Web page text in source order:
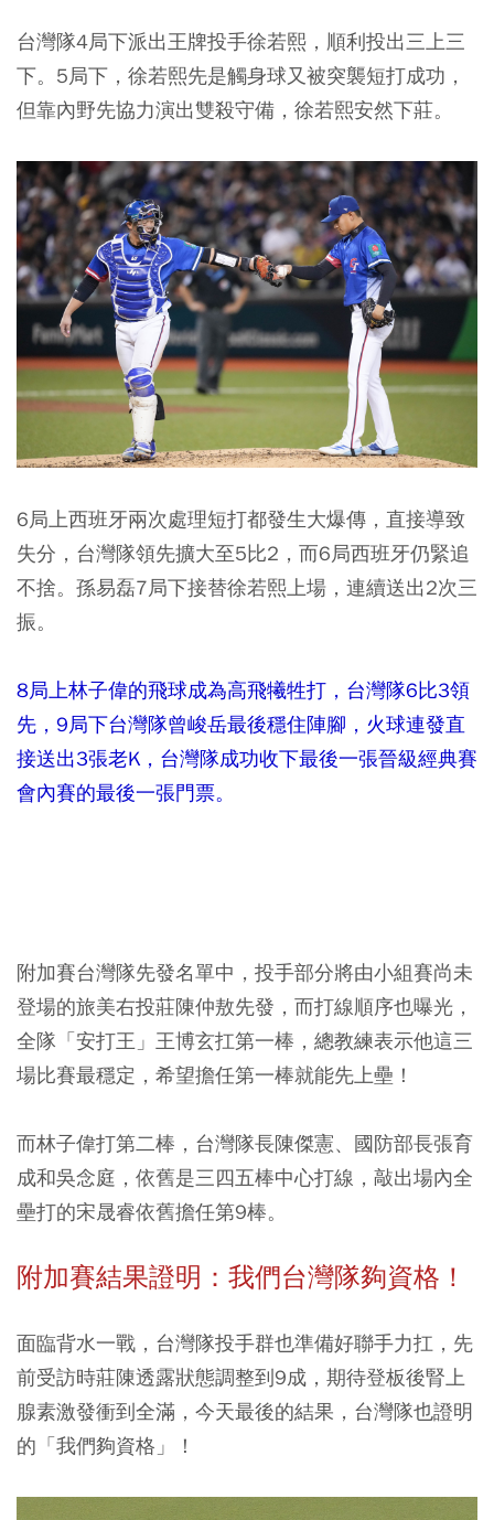
台灣隊4局下派出王牌投手徐若熙，順利投出三上三
下。5局下，徐若熙先是觸身球又被突襲短打成功，
但靠內野先協力演出雙殺守備，徐若熙安然下莊。
6局上西班牙兩次處理短打都發生大爆傳，直接導致
失分，台灣隊領先擴大至5比2，而6局西班牙仍緊追
不捨。孫易磊7局下接替徐若熙上場，連續送出2次三
振。
8局上林子偉的飛球成為高飛犧牲打，台灣隊6比3領
先，9局下台灣隊曾峻岳最後穩住陣腳，火球連發直
接送出3張老K，台灣隊成功收下最後一張晉級經典賽
會內賽的最後一張門票。
附加賽台灣隊先發名單中，投手部分將由小組賽尚未
登場的旅美右投莊陳仲敖先發，而打線順序也曝光，
全隊「安打王」王博玄扛第一棒，總教練表示他這三
場比賽最穩定，希望擔任第一棒就能先上壘！
而林子偉打第二棒，台灣隊長陳傑憲、國防部長張育
成和吳念庭，依舊是三四五棒中心打線，敲出場內全
壘打的宋晟睿依舊擔任第9棒。
附加賽結果證明：我們台灣隊夠資格！
面臨背水一戰，台灣隊投手群也準備好聯手力扛，先
前受訪時莊陳透露狀態調整到9成，期待登板後腎上
腺素激發衝到全滿，今天最後的結果，台灣隊也證明
的「我們夠資格」！